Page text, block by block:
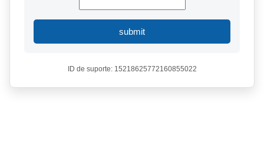
submit
ID de suporte: 15218625772160855022